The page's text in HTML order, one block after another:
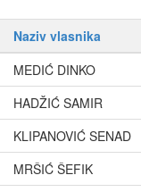
Naziv vlasnika
MEDIĆ DINKO
HADŽIĆ SAMIR
KLIPANOVIĆ SENAD
MRŠIĆ ŠEFIK